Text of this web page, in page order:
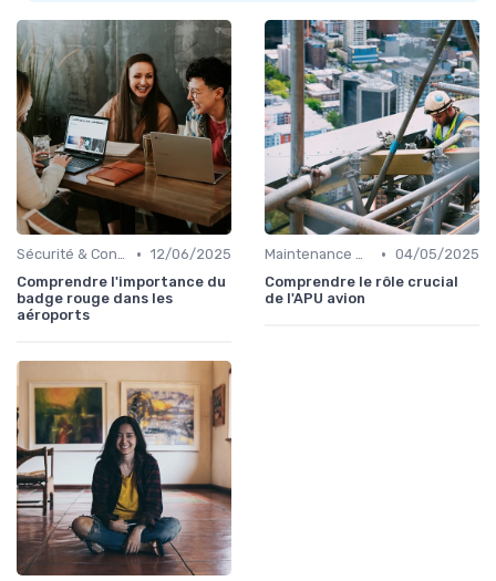
Sécurité & Conformité • 12/06/2025
Comprendre l'importance du
badge rouge dans les
aéroports
Maintenance & Entretien • 04/05/2025
Comprendre le rôle crucial
de l'APU avion